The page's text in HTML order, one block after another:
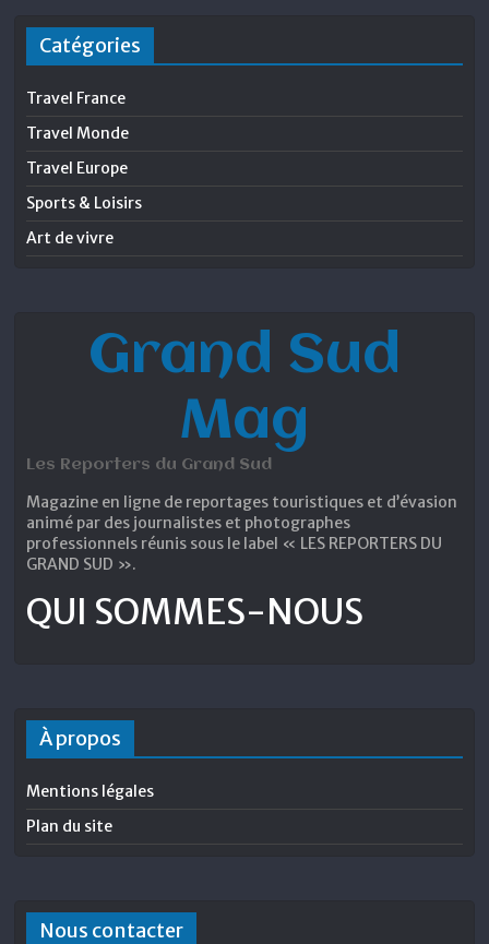
Catégories
Travel France
Travel Monde
Travel Europe
Sports & Loisirs
Art de vivre
Grand Sud
Mag
Les Reporters du Grand Sud
Magazine en ligne de reportages touristiques et d’évasion
animé par des journalistes et photographes
professionnels réunis sous le label « LES REPORTERS DU
GRAND SUD ».
QUI SOMMES-NOUS
À propos
Mentions légales
Plan du site
Nous contacter